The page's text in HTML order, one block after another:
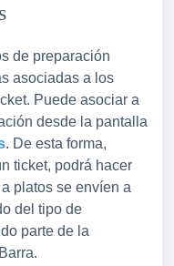
de preparación
asociadas a los
Puede asociar a
desde la pantalla
. De esta forma,
ticket, podrá hacer
platos se envíen a
del tipo de
parte de la